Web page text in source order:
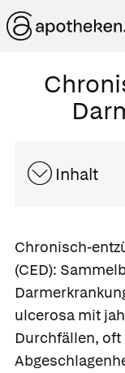
Inhalt
Chronisch-
(CED):
ulcerosa mit
Durchfällen,